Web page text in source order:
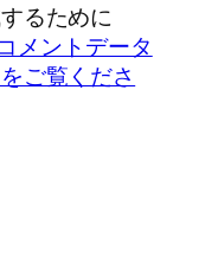
るために
コメントデータ
ご覧くださ